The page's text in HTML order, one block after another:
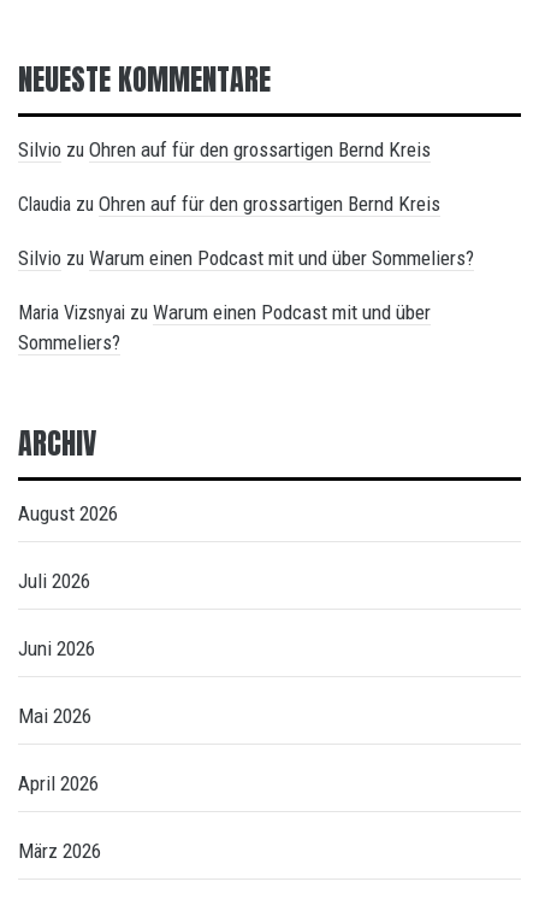
NEUESTE KOMMENTARE
Silvio zu Ohren auf für den grossartigen Bernd Kreis
Claudia zu Ohren auf für den grossartigen Bernd Kreis
Silvio zu Warum einen Podcast mit und über Sommeliers?
Maria Vizsnyai zu Warum einen Podcast mit und über
Sommeliers?
ARCHIV
August 2026
Juli 2026
Juni 2026
Mai 2026
April 2026
März 2026